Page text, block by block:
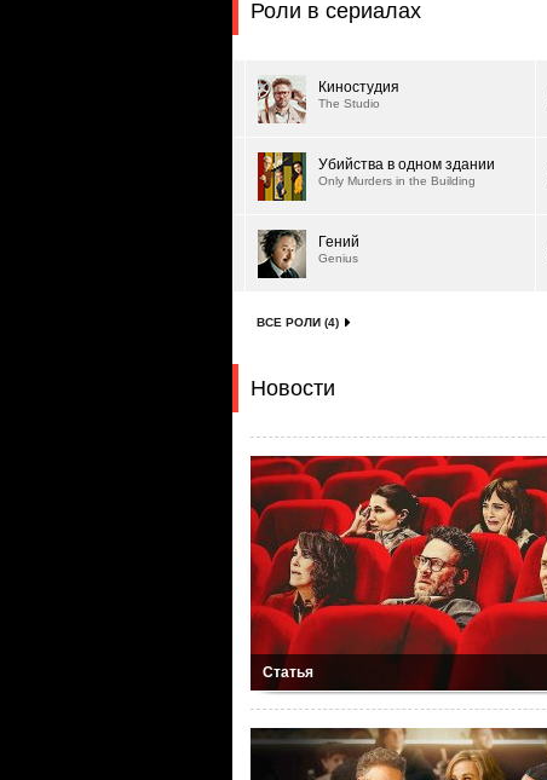
Роли в сериалах
Киностудия
The Studio
Убийства в одном здании
Only Murders in the Building
Гений
Genius
ВСЕ РОЛИ (4)
Новости
Статья